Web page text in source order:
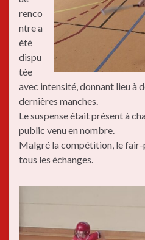
renco
ntre a
été
dispu
tée
avec intensité, donnant lieu à
dernières manches.
Le suspense était présent à
public venu en nombre.
Malgré la compétition, le
tous les échanges.